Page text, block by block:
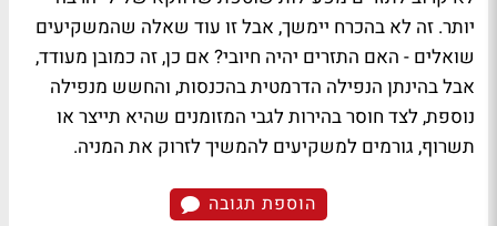
יותר. זה לא בהכרח יימשך, אבל זו עוד שאלה שהמשקיעים
שואלים - האם התזרים יהיה חיובי? אם כן, זה כמובן מעודד,
אבל בהינתן הנפילה הדרמטית בהכנסות, והחשש מנפילה
נוספת, לצד חוסר בהירות לגבי המזומנים שהיא תייצר או
תשרוף, גורמים למשקיעים להמשיך לזרוק את המניה.
הוספת תגובה